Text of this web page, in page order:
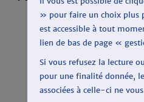
SUR RT
» pour faire un choix plus
est accessible à tout
lien de bas de page «
Si vous refusez la lecture
pour une finalité donnée,
associées à celle-ci ne